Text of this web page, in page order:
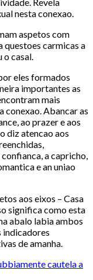
Revela
nesta conexao.
aspetos com
questoes carmicas a
o casal.
eles formados
importantes as
mais
conexao. Abancar as
ao prazer e aos
diz atencao aos
a capricho,
e an uniao
aos eixos – Casa
significa como esta
abalo labia ambos
indicadores
de amanha.
cautela a